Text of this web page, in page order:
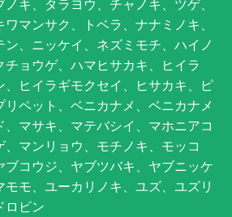
キ、タラヨウ、チャノキ、ツゲ、
マンサク、トベラ、ナナミノキ、
、ニッケイ、ネズミモチ、ハイノ
ョウゲ、ハマヒサカキ、ヒイラ
、ヒイラギモクセイ、ヒサカキ、ピ
ペット、ベニカナメ、ベニカナメ
マサキ、マテバシイ、マホニアコ
マンリョウ、モチノキ、モッコ
ブコウジ、ヤブツバキ、ヤブニッケ
モ、ユーカリノキ、ユズ、ユズリ
ロビン